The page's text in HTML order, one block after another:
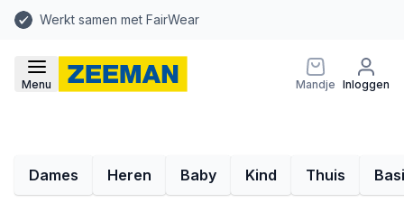
Werkt samen met FairWear
Menu Mandje Inloggen
Dames Heren Baby Kind Thuis